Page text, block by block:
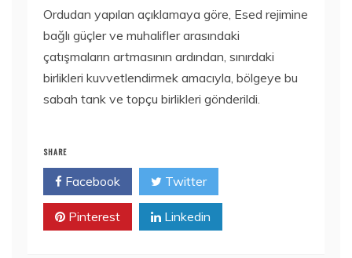
Ordudan yapılan açıklamaya göre, Esed rejimine
bağlı güçler ve muhalifler arasındaki
çatışmaların artmasının ardından, sınırdaki
birlikleri kuvvetlendirmek amacıyla, bölgeye bu
sabah tank ve topçu birlikleri gönderildi.
SHARE
Facebook Twitter
Pinterest Linkedin